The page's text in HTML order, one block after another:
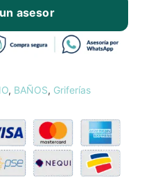
asesor
, BAÑOS, Griferías